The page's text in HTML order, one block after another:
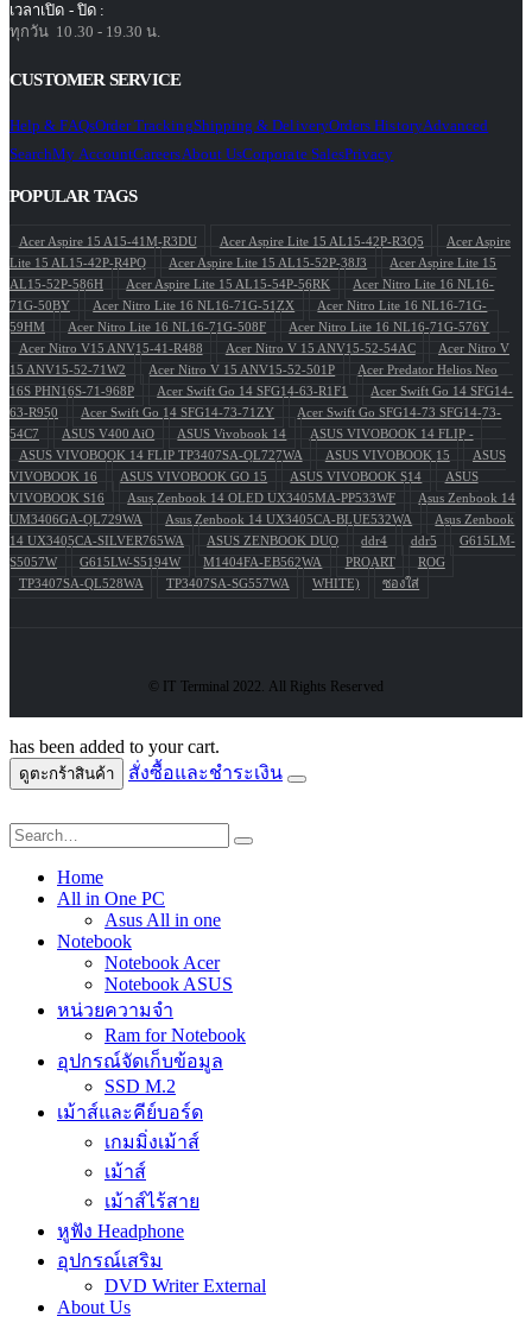
เวลาเปิด - ปิด :
ทุกวัน 10.30 - 19.30 น.
CUSTOMER SERVICE
Help & FAQsOrder TrackingShipping & DeliveryOrders HistoryAdvanced
SearchMy AccountCareersAbout UsCorporate SalesPrivacy
POPULAR TAGS
Acer Aspire 15 A15-41M-R3DU Acer Aspire Lite 15 AL15-42P-R3Q5
Acer Aspire
Lite 15 AL15-42P-R4PQ
Acer Aspire Lite 15 AL15-52P-38J3
Acer Aspire Lite 15
AL15-52P-586H
Acer Aspire Lite 15 AL15-54P-56RK
Acer Nitro Lite 16 NL16-
71G-50BY
Acer Nitro Lite 16 NL16-71G-51ZX
Acer Nitro Lite 16 NL16-71G-
59HM
Acer Nitro Lite 16 NL16-71G-508F
Acer Nitro Lite 16 NL16-71G-576Y
Acer Nitro V15 ANV15-41-R488
Acer Nitro V 15 ANV15-52-54AC
Acer Nitro V
15 ANV15-52-71W2
Acer Nitro V 15 ANV15-52-501P
Acer Predator Helios Neo
16S PHN16S-71-968P
Acer Swift Go 14 SFG14-63-R1F1
Acer Swift Go 14 SFG14-
63-R950
Acer Swift Go 14 SFG14-73-71ZY
Acer Swift Go SFG14-73 SFG14-73-
54C7
ASUS V400 AiO ASUS Vivobook 14
ASUS VIVOBOOK 14 FLIP -
ASUS VIVOBOOK 14 FLIP TP3407SA-QL727WA
ASUS VIVOBOOK 15
ASUS
VIVOBOOK 16
ASUS VIVOBOOK GO 15 ASUS VIVOBOOK S14
ASUS
VIVOBOOK S16
Asus Zenbook 14 OLED UX3405MA-PP533WF
Asus Zenbook 14
UM3406GA-QL729WA
Asus Zenbook 14 UX3405CA-BLUE532WA
Asus Zenbook
14 UX3405CA-SILVER765WA
ASUS ZENBOOK DUO ddr4 ddr5
G615LM-
S5057W
G615LW-S5194W M1404FA-EB562WA PROART
ROG
TP3407SA-QL528WA
TP3407SA-SG557WA WHITE) ซองใส่
© IT Terminal 2022. All Rights Reserved
has been added to your cart.
ดูตะกร้าสินค้า สั่งซื้อและชำระเงิน
Home
All in One PC
Asus All in one
Notebook
Notebook Acer
Notebook ASUS
หน่วยความจำ
Ram for Notebook
อุปกรณ์จัดเก็บข้อมูล
SSD M.2
เม้าส์และคีย์บอร์ด
เกมมิ่งเม้าส์
เม้าส์
เม้าส์ไร้สาย
หูฟัง Headphone
อุปกรณ์เสริม
DVD Writer External
About Us